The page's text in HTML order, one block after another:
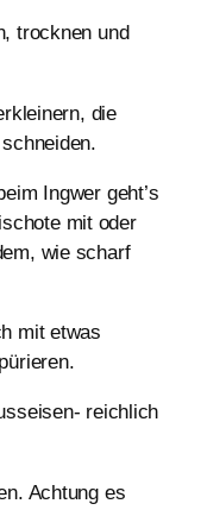
trocknen und
die
Ingwer geht’s
mit oder
wie scharf
mit etwas
reichlich
Achtung es